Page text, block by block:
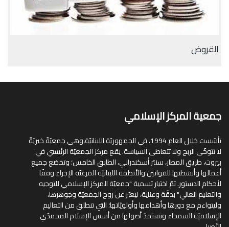
القروض
جمعية المركز الإسلامي
تأسّست خلال العام 1994، في الجمهوريّة اللبنانيّة،وهي جمعيّةٌ خيريّةٌ
لا تتوخّى الربح ولا تتعاطى السياسة. يقع مركز الجمعيّة الرئيسي في
بيروت، طريق المطار، سنتر أسكندراني، الطابق الخامس؛ وتخضع جميع
أعمالها وأنشطتها للقوانين والأنظمة اللبنانيّة المرعيّة الإجراء وفقًا
لأحكام الدستور. تمّ اختيار تسمية "جمعيّة المركز الإسلامي للتوجيه
والتعليم العالي" بدقّة وعناية، ليعبّر عن روح الجمعيّة وجوهرها،
وليتواءم مع دورها وأهدافها وأولويّاتها؛ التي تنطلق من التعاليم
الإسلاميّة السمحاء وتستمدّ أصولها من أسس الإسلام المحمدّي